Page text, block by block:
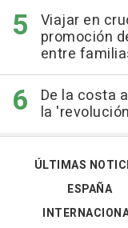
Viajar en
promoción
entre
De la costa
la
ÚLTIMAS
ESPAÑA